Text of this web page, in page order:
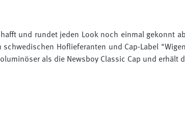
und rundet jeden Look noch einmal gekonnt
schwedischen Hoflieferanten und Cap-Label
als die Newsboy Classic Cap und erhält